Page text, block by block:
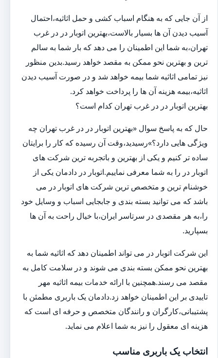
از آن جایی که به هنگام اسباب کشی و حمل اثاثیه،احتمال
آسیب دیدن آن ها بسیار بالاست،بهترین اتوبار در در غرب
تهران،به شما این اطمینان را می دهد که بار شما به سالم
ترین و بهترین نحو ممکن به مقصد خواهد رسید.بدین منظور
نیز تمامی اثاثیه شما بیمه خواهد شد و در صورت آسیب دیدن
اثاثیه،بیمه هزینه آن ها را پرداخت خواهد کرد.
بهترین اتوبار در در غرب تهران کدام است؟
حال که به پاسخ سوال «بهترین اتوبار در در غرب تهران چه
ویژگی هایی دارد؟»رسیدید،وقت آن رسیده که کار را برایتان
ساده تر کنیم و یکی از بهترین و باتجربه ترین شرکت های
اتوبار در را به شما معرفی نماییم.اتوبار در دادمان یکی از
خوشنام ترین و متخصص ترین شرکت های اتوبار در می
باشد که می توانید بسته بندی و جابجایی اسباب و وسایل خود
را،به هر مقصدی در سرتاسر ایران،با خیال راحت به آن ها
بسپارید.
این شرکت اتوبار در می تواند اطمینان دهد که اثاثیه شما به
بهترین نحو ممکن بسته بندی می شوند و در سلامت کامل به
مقصد می رسند.همچنین با ارائه خدمات بیمه اثاثیه مهر
تاییدی بر این اطمینان خواهد زد.دادمان یک باربری مطمئن با
پشتیبانی،کارگران و رانندگان متخصص و حرفه ای است که
هزینه ای معقول را نیز به شما اعلام می نماید.
انتخاب یک باربری مناسب